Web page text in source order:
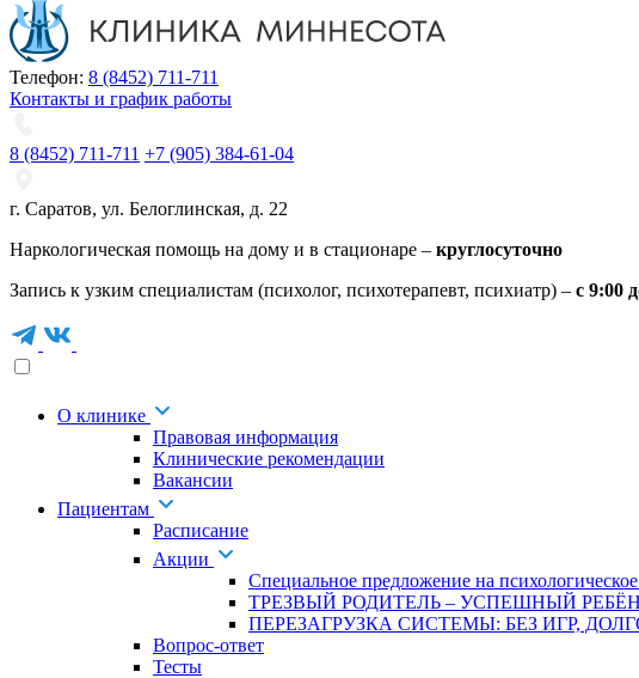
Телефон: 8 (8452) 711-711
Контакты и график работы
8 (8452) 711-711 +7 (905) 384-61-04
г. Саратов, ул. Белоглинская, д. 22
Наркологическая помощь на дому и в стационаре – круглосуточно
Запись к узким специалистам (психолог, психотерапевт, психиатр) – с 9:00
О клинике
Правовая информация
Клинические рекомендации
Вакансии
Пациентам
Расписание
Акции
Специальное предложение на
ТРЕЗВЫЙ РОДИТЕЛЬ – УСПЕШНЫЙ
ПЕРЕЗАГРУЗКА СИСТЕМЫ: БЕЗ ИГР,
Вопрос-ответ
Тесты